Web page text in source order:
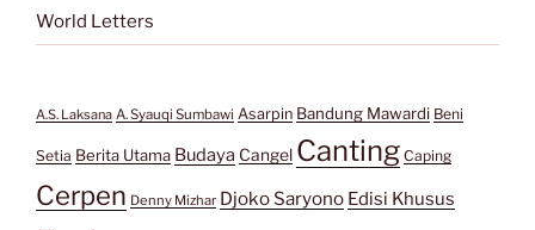
World Letters
A.S. Laksana A. Syauqi Sumbawi Asarpin Bandung Mawardi Beni
Setia Berita Utama Budaya Cangel Canting Caping
Cerpen Denny Mizhar Djoko Saryono Edisi Khusus